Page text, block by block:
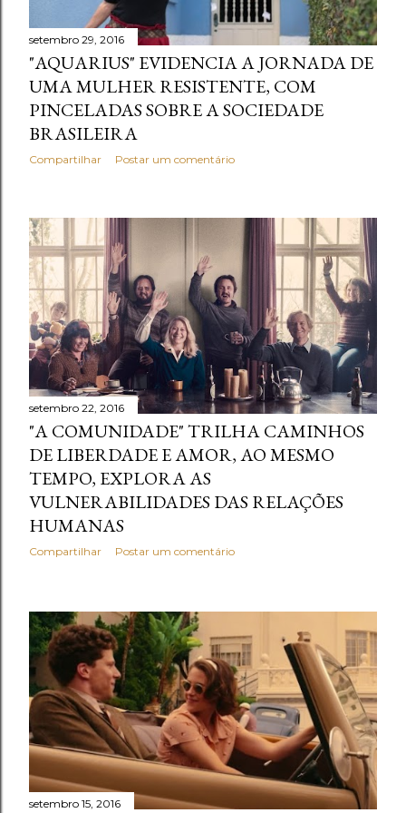
n
s
setembro 29, 2016
"AQUARIUS" EVIDENCIA A JORNADA DE
UMA MULHER RESISTENTE, COM
PINCELADAS SOBRE A SOCIEDADE
BRASILEIRA
Compartilhar Postar um comentário
setembro 22, 2016
"A COMUNIDADE" TRILHA CAMINHOS
DE LIBERDADE E AMOR, AO MESMO
TEMPO, EXPLORA AS
VULNERABILIDADES DAS RELAÇÕES
HUMANAS
Compartilhar Postar um comentário
setembro 15, 2016